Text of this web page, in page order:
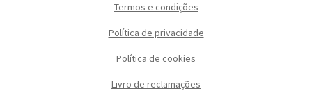
Termos e condições
Política de privacidade
Política de cookies
Livro de reclamações